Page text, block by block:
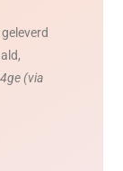
(via